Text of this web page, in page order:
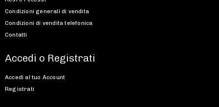
Condizioni generali di vendita
Condizioni di vendita telefonica
Contatti
Accedi o Registrati
Accedi al tuo Account
Registrati